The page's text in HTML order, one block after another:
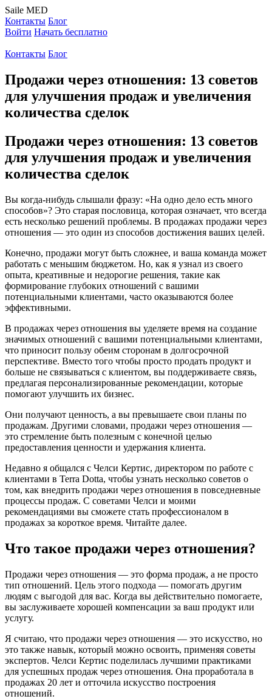
Saile MED
Контакты Блог
Войти Начать бесплатно
Контакты Блог
Продажи через отношения: 13 советов
для улучшения продаж и увеличения
количества сделок
Продажи через отношения: 13 советов
для улучшения продаж и увеличения
количества сделок
Вы когда-нибудь слышали фразу: «На одно дело есть много
способов»? Это старая пословица, которая означает, что всегда
есть несколько решений проблемы. В продажах продажи через
отношения — это один из способов достижения ваших целей.
Конечно, продажи могут быть сложнее, и ваша команда может
работать с меньшим бюджетом. Но, как я узнал из своего
опыта, креативные и недорогие решения, такие как
формирование глубоких отношений с вашими
потенциальными клиентами, часто оказываются более
эффективными.
В продажах через отношения вы уделяете время на создание
значимых отношений с вашими потенциальными клиентами,
что приносит пользу обеим сторонам в долгосрочной
перспективе. Вместо того чтобы просто продать продукт и
больше не связываться с клиентом, вы поддерживаете связь,
предлагая персонализированные рекомендации, которые
помогают улучшить их бизнес.
Они получают ценность, а вы превышаете свои планы по
продажам. Другими словами, продажи через отношения —
это стремление быть полезным с конечной целью
предоставления ценности и удержания клиента.
Недавно я общался с Челси Кертис, директором по работе с
клиентами в Terra Dotta, чтобы узнать несколько советов о
том, как внедрить продажи через отношения в повседневные
процессы продаж. С советами Челси и моими
рекомендациями вы сможете стать профессионалом в
продажах за короткое время. Читайте далее.
Что такое продажи через отношения?
Продажи через отношения — это форма продаж, а не просто
тип отношений. Цель этого подхода — помогать другим
людям с выгодой для вас. Когда вы действительно помогаете,
вы заслуживаете хорошей компенсации за ваш продукт или
услугу.
Я считаю, что продажи через отношения — это искусство, но
это также навык, который можно освоить, применяя советы
экспертов. Челси Кертис поделилась лучшими практиками
для успешных продаж через отношения. Она проработала в
продажах 20 лет и отточила искусство построения
отношений.